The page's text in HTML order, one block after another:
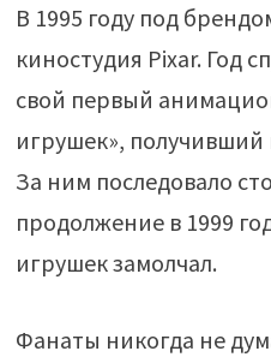
В 1995 году под
киностудия Pixar. Год
свой первый
игрушек»,
За ним последовало
продолжение в 1999
игрушек замолчал.
Фанаты никогда не